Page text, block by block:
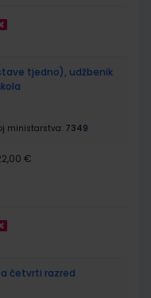
tjedno), udžbenik
ministarstva: 7349
€
četvrti razred